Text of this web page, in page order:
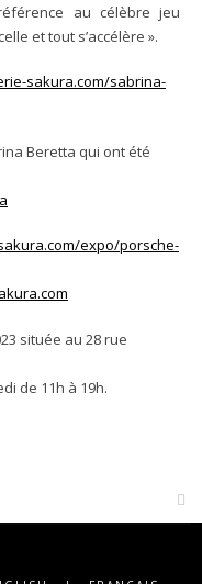
au célèbre jeu
et tout s’accélère ».
sakura.com/sabrina-
Beretta qui ont été
expo/porsche-
située au 28 rue
de 11h à 19h.